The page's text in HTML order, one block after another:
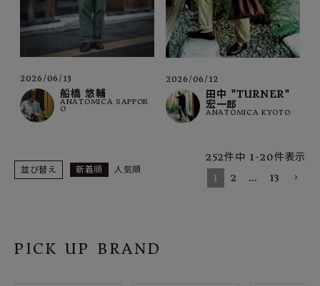
2026/06/13
船橋 悠輔
ANATOMICA SAPPOR
O
2026/06/12
田中 "TURNER"
宏一郎
ANATOMICA KYOTO
並び替え 新着順 人気順
252件中 1-20件表示
1
2 … 13
PICK UP BRAND